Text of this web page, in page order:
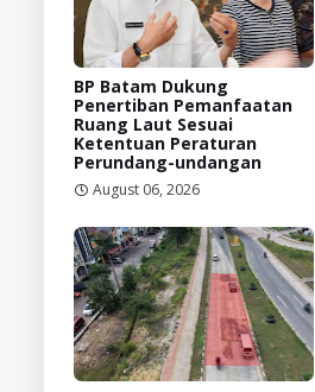
BP Batam Dukung
Penertiban Pemanfaatan
Ruang Laut Sesuai
Ketentuan Peraturan
Perundang-undangan
August 06, 2026